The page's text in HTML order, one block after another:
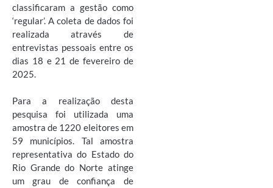
classificaram a gestão como
‘regular’. A coleta de dados foi
realizada através de
entrevistas pessoais entre os
dias 18 e 21 de fevereiro de
2025.
Para a realização desta
pesquisa foi utilizada uma
amostra de 1220 eleitores em
59 municípios. Tal amostra
representativa do Estado do
Rio Grande do Norte atinge
um grau de confiança de